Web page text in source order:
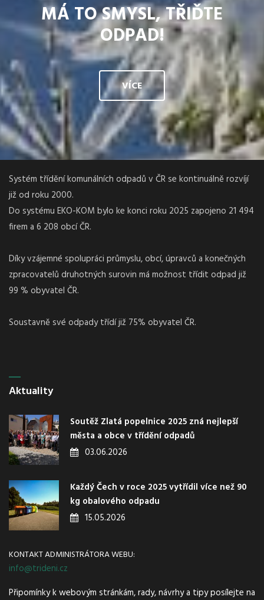
MÁ TO SMYSL, TŘIĎTE
ODPAD!
VÍCE
Systém třídění komunálních odpadů v ČR se kontinuálně rozvíjí
již od roku 2000.
Do systému EKO-KOM bylo ke konci roku 2025 zapojeno 21 494
firem a 6 208 obcí ČR.
Díky vzájemné spolupráci průmyslu, obcí, úpravců a konečných
zpracovatelů druhotných surovin má možnost třídit odpad již
99 % obyvatel ČR.
Soustavně své odpady třídí již 75% obyvatel ČR.
Aktuality
Soutěž Zlatá popelnice 2025 zná nejlepší
města a obce v třídění odpadů
03.06.2026
Každý Čech v roce 2025 vytřídil více než 90
kg obalového odpadu
15.05.2026
KONTAKT ADMINISTRÁTORA WEBU:
info@trideni.cz
Připomínky k webovým stránkám, rady, návrhy a tipy posílejte na